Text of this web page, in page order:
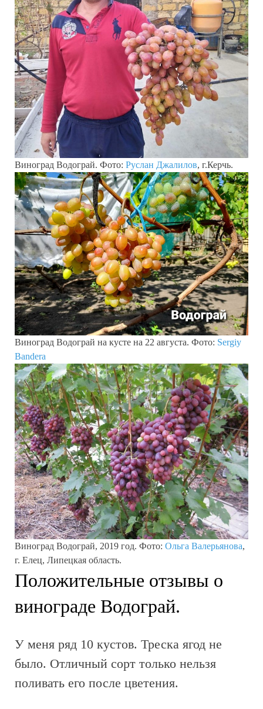
Виноград Водограй. Фото: Руслан Джалилов, г.Керчь.
Виноград Водограй на кусте на 22 августа. Фото: Sergiy
Bandera
Виноград Водограй, 2019 год. Фото: Ольга Валерьянова,
г. Елец, Липецкая область.
Положительные отзывы о
винограде Водограй.
У меня ряд 10 кустов. Треска ягод не
было. Отличный сорт только нельзя
поливать его после цветения.